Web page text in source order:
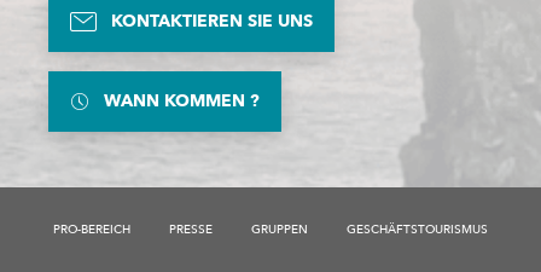
KONTAKTIEREN SIE UNS
WANN KOMMEN ?
PRO-BEREICH PRESSE GRUPPEN GESCHÄFTSTOURISMUS